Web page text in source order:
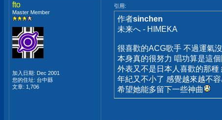
fto
Master Member
加入日期: Dec 2001
您的住址: 台中縣
文章: 1,706
引用:
作者sinchen
未来へ - HIMEKA
很喜歡的ACG歌手 不過運氣
本身真的很努力 唱功算是這
外表又不是日本人喜歡的那
年紀又不小了 感覺越來越不
希望她能多留下一些神曲